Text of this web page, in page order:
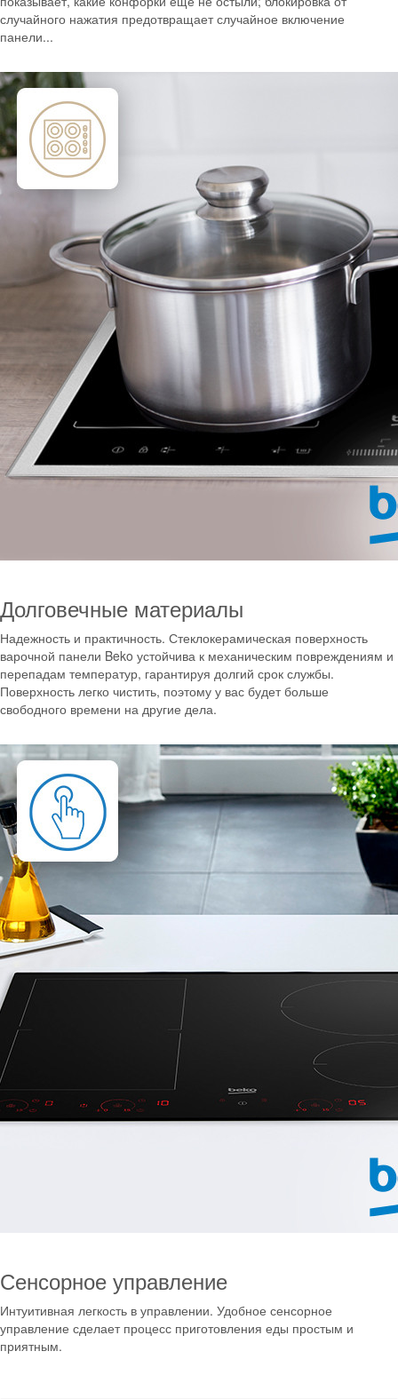
случайного нажатия предотвращает случайное включение
панели...
Долговечные материалы
Надежность и практичность. Стеклокерамическая поверхность
варочной панели Beko устойчива к механическим повреждениям и
перепадам температур, гарантируя долгий срок службы.
Поверхность легко чистить, поэтому у вас будет больше
свободного времени на другие дела.
Сенсорное управление
Интуитивная легкость в управлении. Удобное сенсорное
управление сделает процесс приготовления еды простым и
приятным.